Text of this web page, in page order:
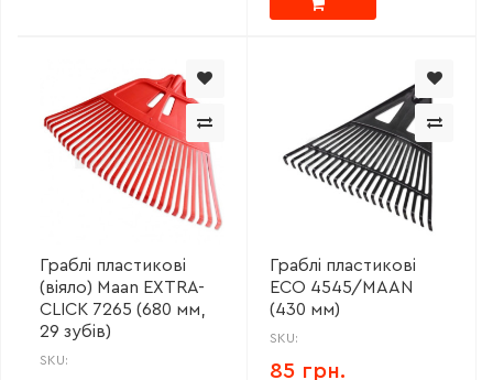
Граблі пластикові
(віяло) Maan EXTRA-
CLICK 7265 (680 мм,
29 зубів)
SKU:
Граблі пластикові
ECO 4545/MAAN
(430 мм)
SKU:
85 грн.